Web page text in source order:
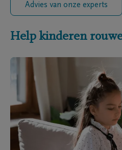
Advies van onze experts
Help kinderen